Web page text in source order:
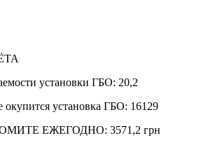
установки ГБО: 20,2
окупится установка ГБО: 16129
ЕЖЕГОДНО: 3571,2 грн